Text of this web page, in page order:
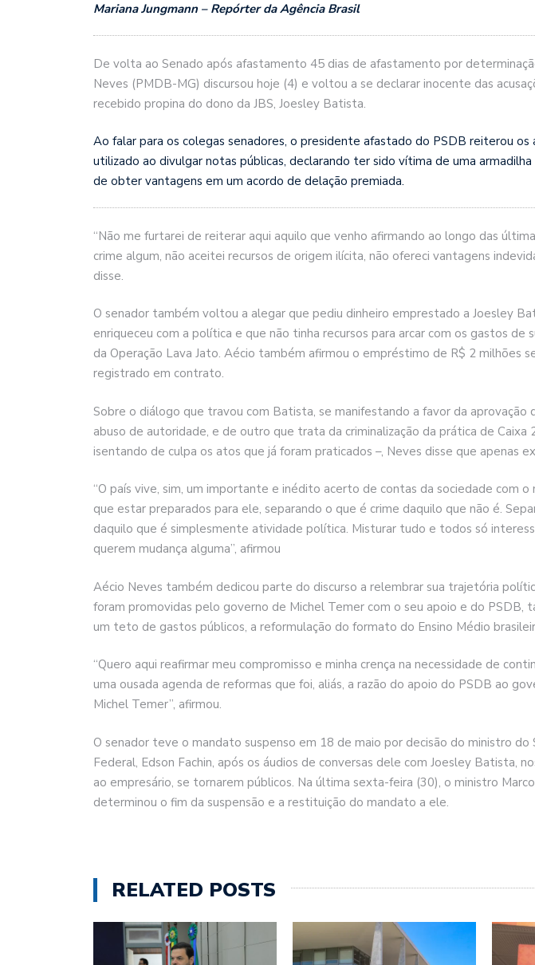
Mariana Jungmann – Repórter da Agência Brasil
De volta ao Senado após afastamento 45 dias de afastamento por
Neves (PMDB-MG) discursou hoje (4) e voltou a se declarar inocente das
recebido propina do dono da JBS, Joesley Batista.
Ao falar para os colegas senadores, o presidente afastado do PSDB reiterou os
utilizado ao divulgar notas públicas, declarando ter sido vítima de uma
de obter vantagens em um acordo de delação premiada.
“Não me furtarei de reiterar aqui aquilo que venho afirmando ao longo das
crime algum, não aceitei recursos de origem ilícita, não ofereci vantagens
disse.
O senador também voltou a alegar que pediu dinheiro emprestado a Joesley
enriqueceu com a política e que não tinha recursos para arcar com os gastos de
da Operação Lava Jato. Aécio também afirmou o empréstimo de R$ 2 milhões
registrado em contrato.
Sobre o diálogo que travou com Batista, se manifestando a favor da
abuso de autoridade, e de outro que trata da criminalização da prática de Caixa
isentando de culpa os atos que já foram praticados –, Neves disse que apenas
“O país vive, sim, um importante e inédito acerto de contas da sociedade com
que estar preparados para ele, separando o que é crime daquilo que não é.
daquilo que é simplesmente atividade política. Misturar tudo e todos só
querem mudança alguma”, afirmou
Aécio Neves também dedicou parte do discurso a relembrar sua trajetória
foram promovidas pelo governo de Michel Temer com o seu apoio e do PSDB,
um teto de gastos públicos, a reformulação do formato do Ensino Médio
“Quero aqui reafirmar meu compromisso e minha crença na necessidade de
uma ousada agenda de reformas que foi, aliás, a razão do apoio do PSDB ao
Michel Temer”, afirmou.
O senador teve o mandato suspenso em 18 de maio por decisão do ministro do
Federal, Edson Fachin, após os áudios de conversas dele com Joesley Batista,
ao empresário, se tornarem públicos. Na última sexta-feira (30), o ministro
determinou o fim da suspensão e a restituição do mandato a ele.
RELATED POSTS